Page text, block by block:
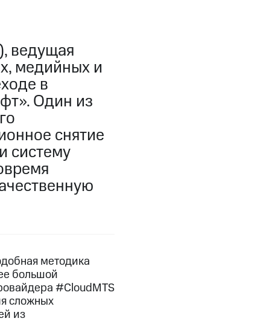
ведущая
медийных и
в
Один из
снятие
систему
методика
большой
#CloudMTS
сложных
из